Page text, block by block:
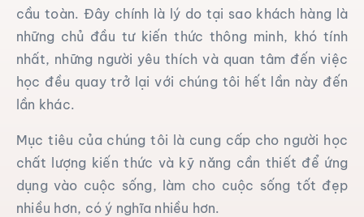
cầu toàn. Đây chính là lý do tại sao khách hàng là
những chủ đầu tư kiến thức thông minh, khó tính
nhất, những người yêu thích và quan tâm đến việc
học đều quay trở lại với chúng tôi hết lần này đến
lần khác.
Mục tiêu của chúng tôi là cung cấp cho người học
chất lượng kiến ​​thức và kỹ năng cần thiết để ứng
dụng vào cuộc sống, làm cho cuộc sống tốt đẹp
nhiều hơn, có ý nghĩa nhiều hơn.